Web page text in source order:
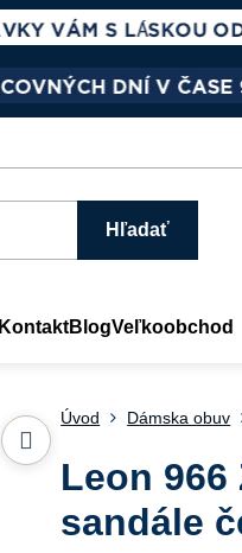
Hľadať
KontaktBlogVeľkoobchod
Úvod Dámska obuv
Leon
sandále